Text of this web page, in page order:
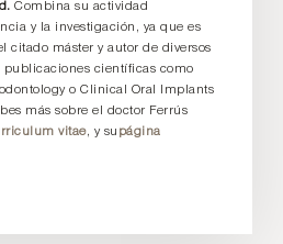
Combina su actividad
y la investigación, ya que es
citado máster y autor de diversos
publicaciones científicas como
o Clinical Oral Implants
más sobre el doctor Ferrús
vitae, y su página